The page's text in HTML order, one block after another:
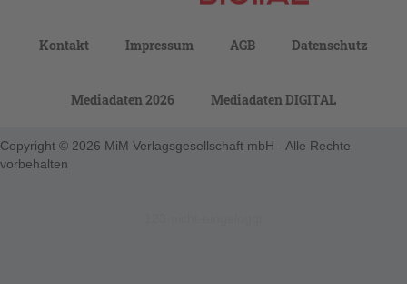
Kontakt Impressum AGB Datenschutz
Mediadaten 2026 Mediadaten DIGITAL
Copyright © 2026 MiM Verlagsgesellschaft mbH - Alle Rechte
vorbehalten